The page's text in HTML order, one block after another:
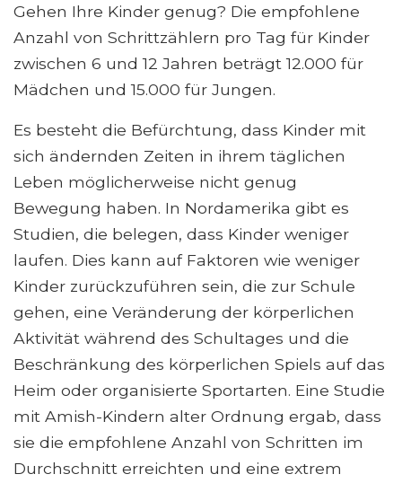
Gehen Ihre Kinder genug? Die empfohlene
Anzahl von Schrittzählern pro Tag für Kinder
zwischen 6 und 12 Jahren beträgt 12.000 für
Mädchen und 15.000 für Jungen.
Es besteht die Befürchtung, dass Kinder mit
sich ändernden Zeiten in ihrem täglichen
Leben möglicherweise nicht genug
Bewegung haben. In Nordamerika gibt es
Studien, die belegen, dass Kinder weniger
laufen. Dies kann auf Faktoren wie weniger
Kinder zurückzuführen sein, die zur Schule
gehen, eine Veränderung der körperlichen
Aktivität während des Schultages und die
Beschränkung des körperlichen Spiels auf das
Heim oder organisierte Sportarten. Eine Studie
mit Amish-Kindern alter Ordnung ergab, dass
sie die empfohlene Anzahl von Schritten im
Durchschnitt erreichten und eine extrem